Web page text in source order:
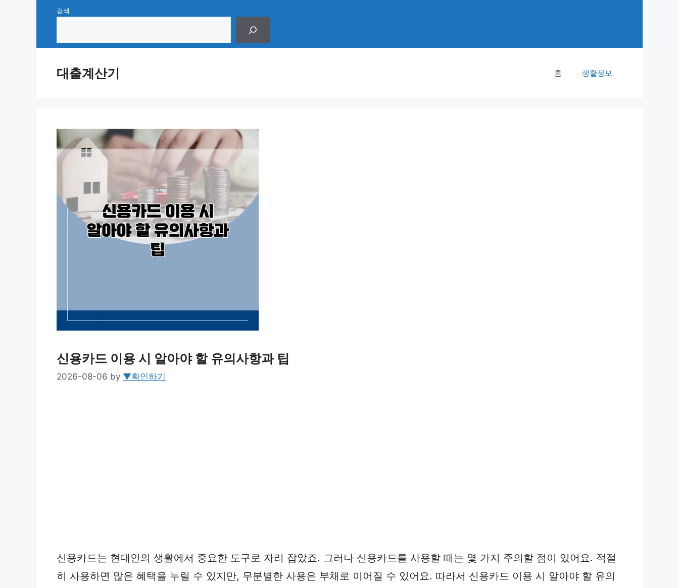
검색
대출계산기 홈 생활정보
신용카드 이용 시 알아야 할 유의사항과 팁
2026-08-06 by ▼확인하기
신용카드는 현대인의 생활에서 중요한 도구로 자리 잡았죠. 그러나 신용카드를 사용할 때는 몇 가지 주의할 점이 있어요. 적절
히 사용하면 많은 혜택을 누릴 수 있지만, 무분별한 사용은 부채로 이어질 수 있어요. 따라서 신용카드 이용 시 알아야 할 유의